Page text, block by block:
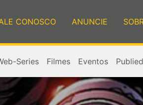
CONOSCO ANUNCIE
Series Filmes Eventos